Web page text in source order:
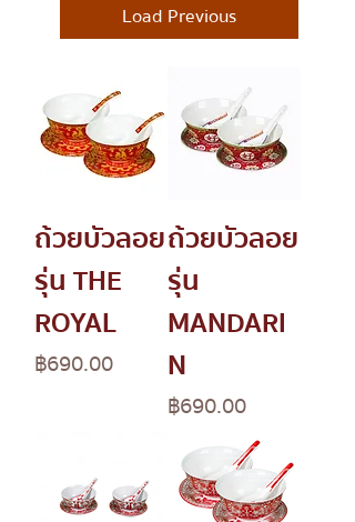
Load Previous
ถ้วยบัวลอย
รุ่น THE
ROYAL
Price
฿690.00
ถ้วยบัวลอย
รุ่น
MANDARI
N
Price
฿690.00